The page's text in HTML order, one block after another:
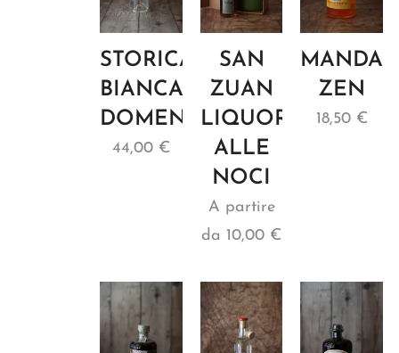
STORICA
BIANCA
DOMENIS
44,00€
SAN
ZUAN
LIQUORE
ALLE
NOCI
A partire
da 10,00 €
ZEN
18,50€